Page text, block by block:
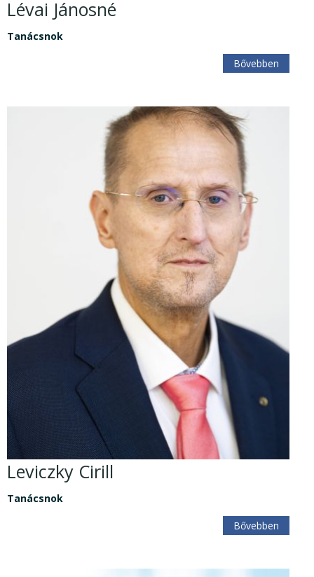
Lévai Jánosné
Tanácsnok
Bővebben
Leviczky Cirill
Tanácsnok
Bővebben